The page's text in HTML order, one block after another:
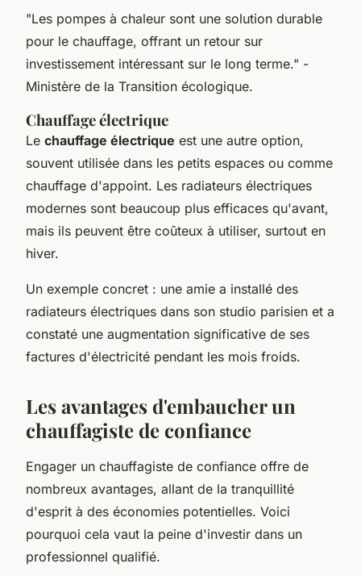
"Les pompes à chaleur sont une solution durable
pour le chauffage, offrant un retour sur
investissement intéressant sur le long terme." -
Ministère de la Transition écologique.
Chauffage électrique
Le chauffage électrique est une autre option,
souvent utilisée dans les petits espaces ou comme
chauffage d'appoint. Les radiateurs électriques
modernes sont beaucoup plus efficaces qu'avant,
mais ils peuvent être coûteux à utiliser, surtout en
hiver.
Un exemple concret : une amie a installé des
radiateurs électriques dans son studio parisien et a
constaté une augmentation significative de ses
factures d'électricité pendant les mois froids.
Les avantages d'embaucher un
chauffagiste de confiance
Engager un chauffagiste de confiance offre de
nombreux avantages, allant de la tranquillité
d'esprit à des économies potentielles. Voici
pourquoi cela vaut la peine d'investir dans un
professionnel qualifié.